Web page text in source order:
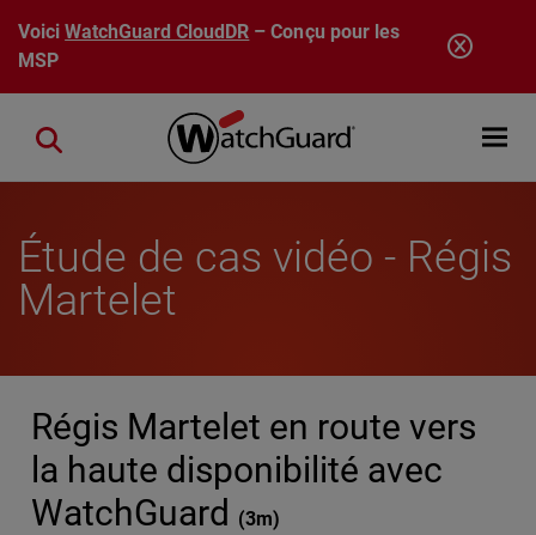
Aller au contenu principal
VoiciWatchGuard CloudDR – Conçu pour les
MSP
Open
Close search
Étude de cas vidéo - Régis
Martelet
Régis Martelet en route vers
la haute disponibilité avec
WatchGuard
(3m)